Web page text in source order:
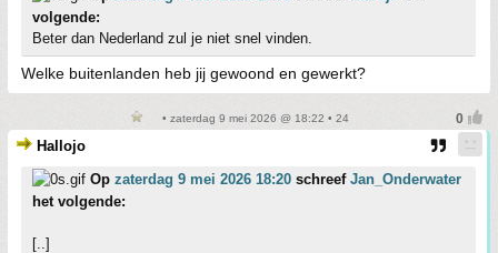
volgende:
Beter dan Nederland zul je niet snel vinden.
Welke buitenlanden heb jij gewoond en gewerkt?
• zaterdag 9 mei 2026 @ 18:22 • 24
Hallojo
Op zaterdag 9 mei 2026 18:20 schreef Jan_Onderwater
het volgende:
[..]